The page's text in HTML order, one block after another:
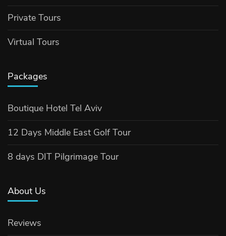
Private Tours
Virtual Tours
Packages
Boutique Hotel Tel Aviv
12 Days Middle East Golf Tour
8 days DIT Pilgrimage Tour
About Us
Reviews